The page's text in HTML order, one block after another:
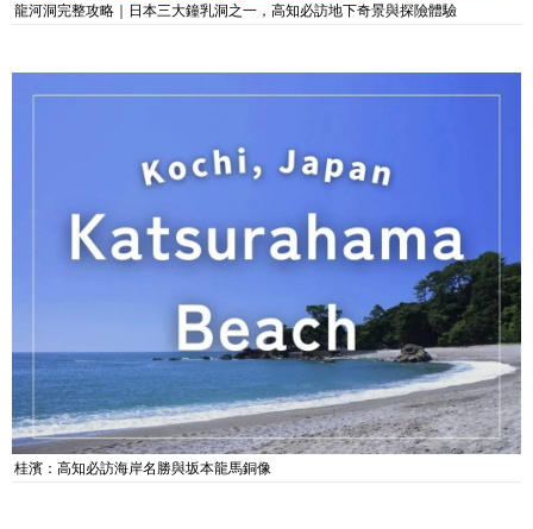
龍河洞完整攻略｜日本三大鐘乳洞之一，高知必訪地下奇景與探險體驗
桂濱：高知必訪海岸名勝與坂本龍馬銅像